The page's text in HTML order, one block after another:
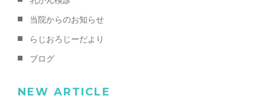
当院からのお知らせ
らじおろじーだより
ブログ
NEW ARTICLE